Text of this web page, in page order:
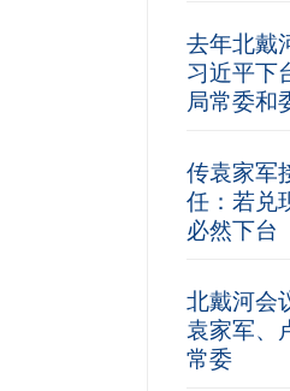
去年北戴
习近平下
局常委和
传袁家军
任：若兑
必然下台
北戴河会
袁家军、
常委